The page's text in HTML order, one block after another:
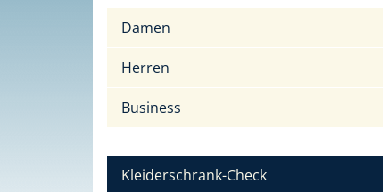
Damen
Herren
Business
Kleiderschrank-Check